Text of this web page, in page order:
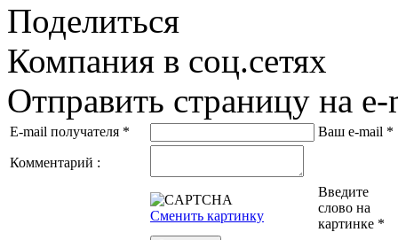
Поделиться
Компания в соц.сетях
Отправить страницу на
E-mail получателя * Ваш e-mail *
Комментарий :
Сменить картинку
Введите
слово на
картинке *